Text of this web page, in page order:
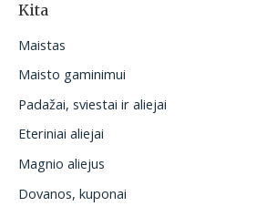
Kita
Maistas
Maisto gaminimui
Padažai, sviestai ir aliejai
Eteriniai aliejai
Magnio aliejus
Dovanos, kuponai